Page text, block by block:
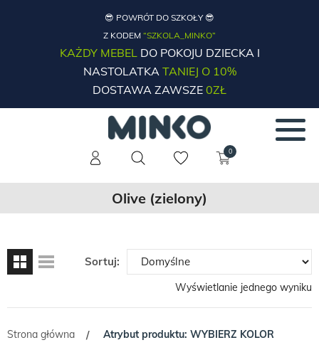
😎 POWRÓT DO SZKOŁY 😎
Z KODEM “SZKOLA_MINKO”
KAŻDY MEBELDO POKOJU DZIECKA I
NASTOLATKATANIEJ O 10%
DOSTAWA ZAWSZE 0ZŁ
0
Olive (zielony)
Sortuj:
Wyświetlanie jednego wyniku
Strona główna /
Atrybut produktu: WYBIERZ KOLOR